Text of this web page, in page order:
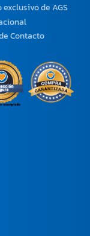
exclusivode AGS
Contacto